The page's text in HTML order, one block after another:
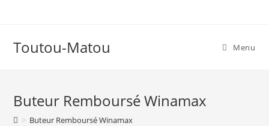
Toutou-Matou Menu
Buteur Remboursé Winamax
> Buteur Remboursé Winamax